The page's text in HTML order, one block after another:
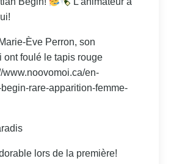
Ève Perron, son
ont foulé le tapis rouge
www.noovomoi.ca/en-
rare-apparition-femme-
lors de la première!